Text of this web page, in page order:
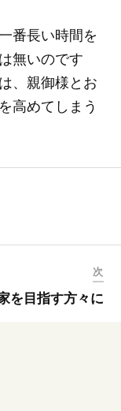
番長い時間を
無いのです
、親御様とお
高めてしまう
次
を目指す方々に